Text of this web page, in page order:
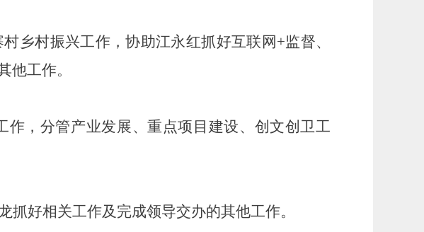
村乡村振兴工作，协助江永红抓好互联网+监督、
他工作。
作 ， 分管产业发展、重点项目建设、 创文创卫工
抓好相关工作及完成领导交办的其他工作。